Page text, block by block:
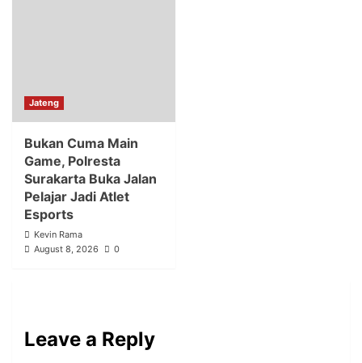
Jateng
Bukan Cuma Main
Game, Polresta
Surakarta Buka Jalan
Pelajar Jadi Atlet
Esports
Kevin Rama
August 8, 2026
0
Leave a Reply